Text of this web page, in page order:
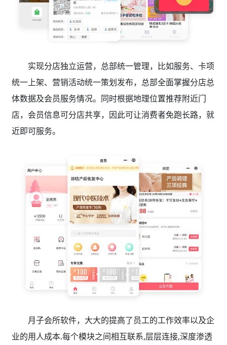
实现分店独立运营，总部统一管理，比如服务、卡项
统一上架、营销活动统一策划发布，总部全面掌握分店总
体数据及会员服务情况。同时根据地理位置推荐附近门
店，会员信息可分店共享，因此可让消费者免跑长路，就
近即可服务。
月子会所软件，大大的提高了员工的工作效率以及企
业的用人成本.每个模块之间相互联系,层层连接,深度渗透